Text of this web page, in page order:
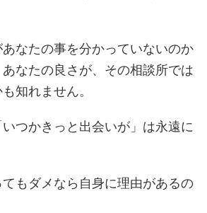
なたの事を分かっていないのか
なたの良さが、その相談所では
知れません。
つかきっと出会いが」は永遠に
もダメなら自身に理由があるの